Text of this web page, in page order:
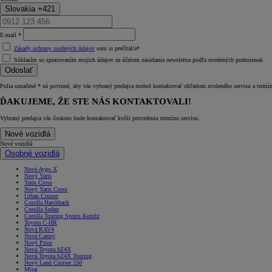
Slovakia +421
E‑mail *
Zásady ochrany osobných údajov som si prečítal/a*
Súhlasím so spracovaním mojich údajov za účelom zasielania newslettra podľa uvedených podmienok
Odoslať
Polia označené * sú povinné, aby vás vybraný predajca mohol kontaktovať ohľadom zvoleného servisu a
ĎAKUJEME, ŽE STE NÁS KONTAKTOVALI!
Vybraný predajca vás čoskoro bude kontaktovať kvôli potvrdeniu termínu servisu.
Nové vozidlá
Nové vozidlá
Osobné vozidlá
Nové Aygo X
Nový Yaris
Yaris Cross
Nový Yaris Cross
Urban Cruiser
Corolla Hatchback
Corolla Sedan
Corolla Touring Sports Kombi
Toyota C-HR
Nová RAV4
Nová Camry
Nový Prius
Nová Toyota bZ4X
Nová Toyota bZ4X Touring
Nový Land Cruiser 250
Mirai